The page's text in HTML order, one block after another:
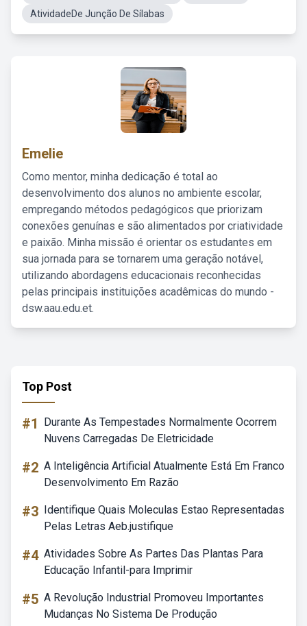
AtividadeDe Junção De Sílabas
Emelie
Como mentor, minha dedicação é total ao
desenvolvimento dos alunos no ambiente escolar,
empregando métodos pedagógicos que priorizam
conexões genuínas e são alimentados por criatividade
e paixão. Minha missão é orientar os estudantes em
sua jornada para se tornarem uma geração notável,
utilizando abordagens educacionais reconhecidas
pelas principais instituições acadêmicas do mundo -
dsw.aau.edu.et.
Top Post
#1
Durante As Tempestades Normalmente Ocorrem
Nuvens Carregadas De Eletricidade
#2 A Inteligência Artificial Atualmente Está Em Franco
Desenvolvimento Em Razão
#3 Identifique Quais Moleculas Estao Representadas
Pelas Letras Aeb.justifique
#4 Atividades Sobre As Partes Das Plantas Para
Educação Infantil-para Imprimir
#5 A Revolução Industrial Promoveu Importantes
Mudanças No Sistema De Produção